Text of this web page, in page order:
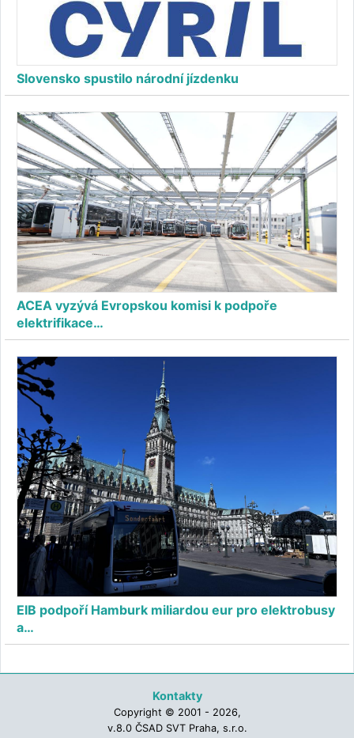
Slovensko spustilo národní jízdenku
ACEA vyzývá Evropskou komisi k podpoře
elektrifikace…
EIB podpoří Hamburk miliardou eur pro elektrobusy
a…
Kontakty
Copyright © 2001 - 2026,
v.8.0 ČSAD SVT Praha, s.r.o.